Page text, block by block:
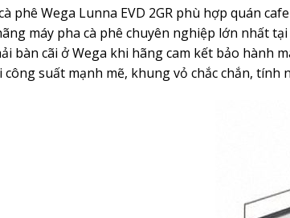
phê Wega Lunna EVD 2GR phù hợp quán
máy pha cà phê chuyên nghiệp lớn nhất
bàn cãi ở Wega khi hãng cam kết bảo hành
công suất mạnh mẽ, khung vỏ chắc chắn,